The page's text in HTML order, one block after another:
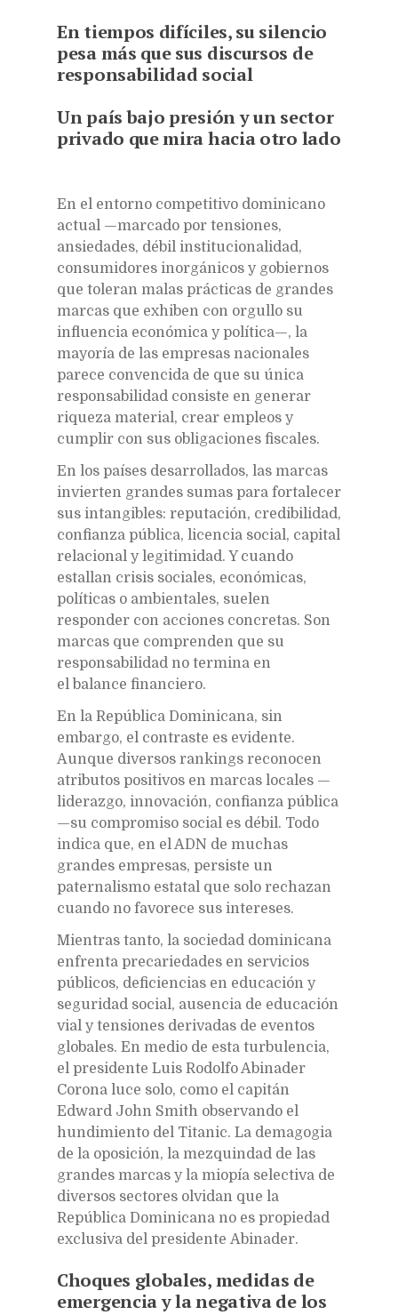
En tiempos difíciles, su silencio
pesa más que sus discursos de
responsabilidad social
Un país bajo presión y un sector
privado que mira hacia otro lado
En el entorno competitivo dominicano
actual —marcado por tensiones,
ansiedades, débil institucionalidad,
consumidores inorgánicos y gobiernos
que toleran malas prácticas de grandes
marcas que exhiben con orgullo su
influencia económica y política—, la
mayoría de las empresas nacionales
parece convencida de que su única
responsabilidad consiste en generar
riqueza material, crear empleos y
cumplir con sus obligaciones fiscales.
En los países desarrollados, las marcas
invierten grandes sumas para fortalecer
sus intangibles: reputación, credibilidad,
confianza pública, licencia social, capital
relacional y legitimidad. Y cuando
estallan crisis sociales, económicas,
políticas o ambientales, suelen
responder con acciones concretas. Son
marcas que comprenden que su
responsabilidad no termina en
el balance financiero.
En la República Dominicana, sin
embargo, el contraste es evidente.
Aunque diversos rankings reconocen
atributos positivos en marcas locales —
liderazgo, innovación, confianza pública
—su compromiso social es débil. Todo
indica que, en el ADN de muchas
grandes empresas, persiste un
paternalismo estatal que solo rechazan
cuando no favorece sus intereses.
Mientras tanto, la sociedad dominicana
enfrenta precariedades en servicios
públicos, deficiencias en educación y
seguridad social, ausencia de educación
vial y tensiones derivadas de eventos
globales. En medio de esta turbulencia,
el presidente Luis Rodolfo Abinader
Corona luce solo, como el capitán
Edward John Smith observando el
hundimiento del Titanic. La demagogia
de la oposición, la mezquindad de las
grandes marcas y la miopía selectiva de
diversos sectores olvidan que la
República Dominicana no es propiedad
exclusiva del presidente Abinader.
Choques globales, medidas de
emergencia y la negativa de los